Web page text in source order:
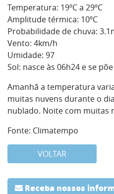
Temperatura: 19ºC a 29ºC
Amplitude térmica: 10ºC
Probabilidade de chuva:
Vento: 4km/h
Umidade: 97
Sol: nasce às 06h24 e se
Amanhã a temperatura varia
muitas nuvens durante o
nublado. Noite com muitas
Fonte: Climatempo
VOLTAR
Receba nossos